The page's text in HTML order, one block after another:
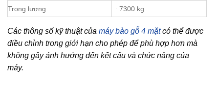
Trọng lượng : 7300 kg
Các thông số kỹ thuật của máy bào gỗ 4 mặtcó thể được
điều chỉnh trong giới hạn cho phép để phù hợp hơn mà
không gây ảnh hưởng đến kết cấu và chức năng của
máy.